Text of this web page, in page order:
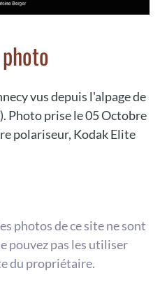
vus depuis l'alpage de
Photo prise le 05 Octobre
polariseur, Kodak Elite
photos de ce site ne sont
pouvez pas les utiliser
du propriétaire.